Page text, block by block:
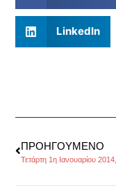
LinkedIn
ΠΡΟΗΓΟΎΜΕΝΟ